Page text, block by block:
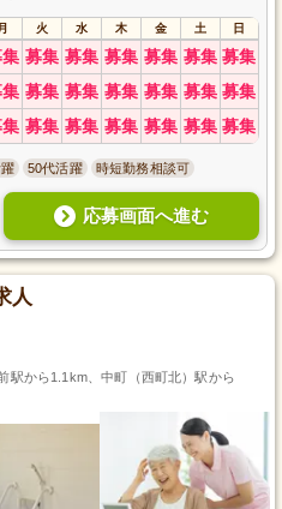
月 火 水 木 金 土 日
募集 募集 募集 募集 募集 募集
募集 募集 募集 募集 募集 募集
募集 募集 募集 募集 募集 募集
50代活躍 時短勤務相談可
応募画面へ進む
人
駅から1.1km、中町（西町北）駅から